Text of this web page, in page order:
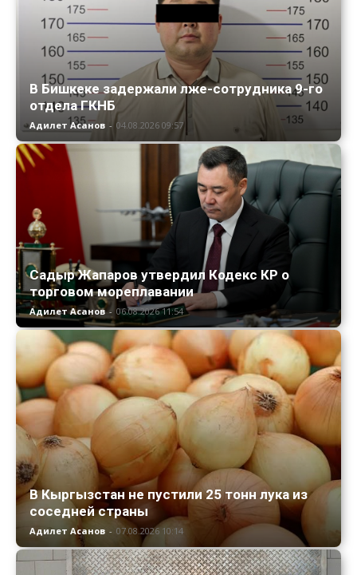
В Бишкеке задержали лже-сотрудника 9-го
отдела ГКНБ
Адилет Асанов - 04.08.2026 09:57
Садыр Жапаров утвердил Кодекс КР о
торговом мореплавании
Адилет Асанов - 06.08.2026 11:54
В Кыргызстан не пустили 25 тонн лука из
соседней страны
Адилет Асанов - 07.08.2026 10:14